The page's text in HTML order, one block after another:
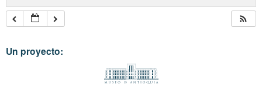
Un proyecto: